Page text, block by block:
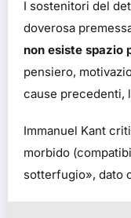
I sostenitori del
doverosa
non esiste spazio
pensiero,
cause precedenti,
Immanuel Kant
morbido
sotterfugio», dato